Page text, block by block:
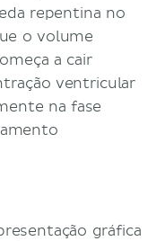
repentina no
o volume
a cair
ventricular
na fase
gráfica